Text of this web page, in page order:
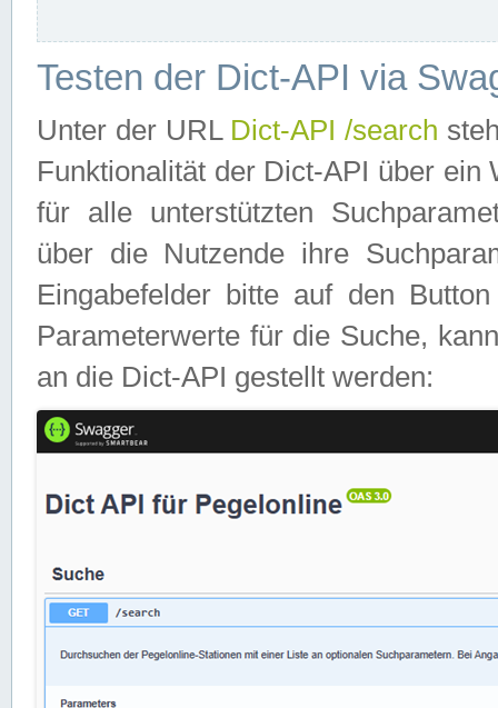
Testen der Dict-API via
Unter der URL Dict-API /search
Funktionalität der Dict-API über
für alle unterstützten
über die Nutzende ihre
Eingabefelder bitte auf den
Parameterwerte für die Suche,
an die Dict-API gestellt werden: